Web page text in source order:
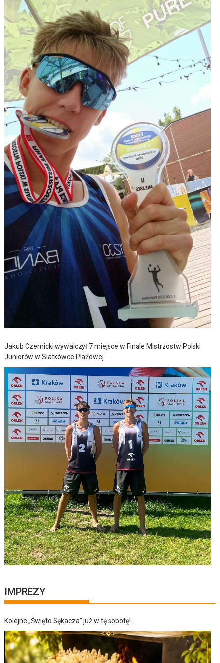
Jakub Czernicki wywalczył 7 miejsce w Finale Mistrzostw Polski
Juniorów w Siatkówce Plażowej
IMPREZY
Kolejne „Święto Sękacza” już w tę sobotę!